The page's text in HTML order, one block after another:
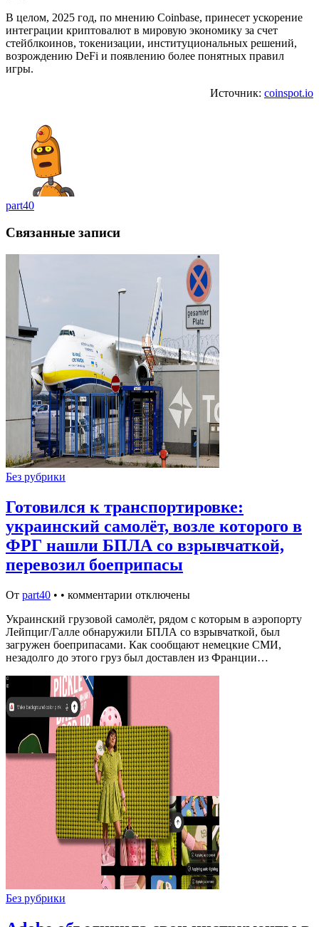
В целом, 2025 год, по мнению Coinbase, принесет ускорение
интеграции криптовалют в мировую экономику за счет
стейблкоинов, токенизации, институциональных решений,
возрождению DeFi и появлению более понятных правил
игры.
Источник: coinspot.io
part40
Связанные записи
Без рубрики
Готовился к транспортировке:
украинский самолёт, возле которого в
ФРГ нашли БПЛА со взрывчаткой,
перевозил боеприпасы
От part40 • • комментарии отключены
Украинский грузовой самолёт, рядом с которым в аэропорту
Лейпциг/Галле обнаружили БПЛА со взрывчаткой, был
загружен боеприпасами. Как сообщают немецкие СМИ,
незадолго до этого груз был доставлен из Франции…
Без рубрики